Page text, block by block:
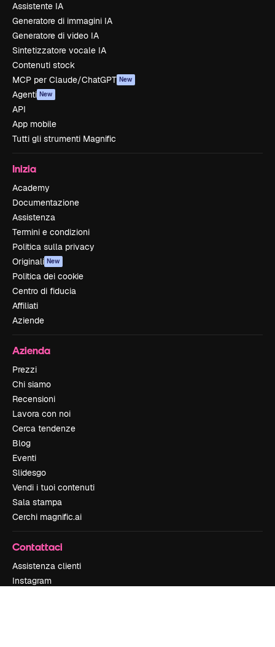
Assistente IA
Generatore di immagini IA
Generatore di video IA
Sintetizzatore vocale IA
Contenuti stock
MCP per Claude/ChatGPT New
Agenti New
API
App mobile
Tutti gli strumenti Magnific
Inizia
Academy
Documentazione
Assistenza
Termini e condizioni
Politica sulla privacy
Originali New
Politica dei cookie
Centro di fiducia
Affiliati
Aziende
Azienda
Prezzi
Chi siamo
Recensioni
Lavora con noi
Cerca tendenze
Blog
Eventi
Slidesgo
Vendi i tuoi contenuti
Sala stampa
Cerchi magnific.ai
Contattaci
Assistenza clienti
Instagram